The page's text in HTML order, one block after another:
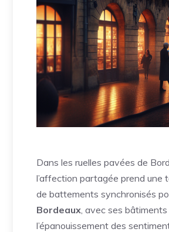
Dans les ruelles pavées de
l’affection partagée prend une
de battements synchronisés
Bordeaux , avec ses
l’épanouissement des